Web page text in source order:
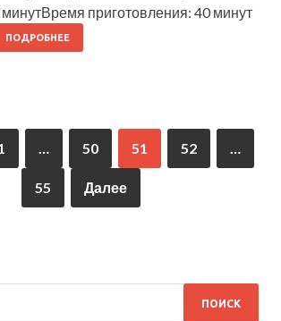
минутВремя приготовления: 40 минут
ПОДРОБНЕЕ
… 50 51 52 …
55 Далее